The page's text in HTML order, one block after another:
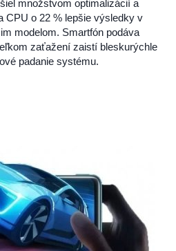
množstvom optimalizácií a
CPU o 22 % lepšie výsledky v
modelom. Smartfón podáva
zaťažení zaistí bleskurýchle
padanie systému.